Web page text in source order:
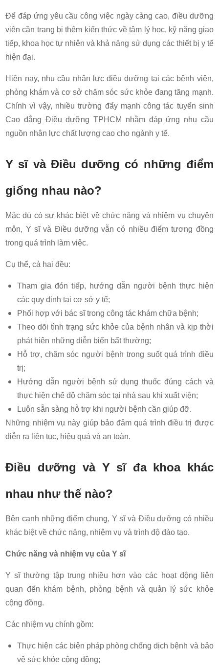
Để đáp ứng yêu cầu công việc ngày càng cao, điều dưỡng
viên cần trang bị thêm kiến thức về tâm lý học, kỹ năng giao
tiếp, khoa học tự nhiên và khả năng sử dụng các thiết bị y tế
hiện đại.
Hiện nay, nhu cầu nhân lực điều dưỡng tại các bệnh viện,
phòng khám và cơ sở chăm sóc sức khỏe đang tăng mạnh.
Chính vì vậy, nhiều trường đẩy mạnh công tác tuyển sinh
Cao đẳng Điều dưỡng TPHCM nhằm đáp ứng nhu cầu
nguồn nhân lực chất lượng cao cho ngành y tế.
Y sĩ và Điều dưỡng có những điểm
giống nhau nào?
Mặc dù có sự khác biệt về chức năng và nhiệm vụ chuyên
môn, Y sĩ và Điều dưỡng vẫn có nhiều điểm tương đồng
trong quá trình làm việc.
Cụ thể, cả hai đều:
Tham gia đón tiếp, hướng dẫn người bệnh thực hiện
các quy định tại cơ sở y tế;
Phối hợp với bác sĩ trong công tác khám chữa bệnh;
Theo dõi tình trạng sức khỏe của bệnh nhân và kịp thời
phát hiện những diễn biến bất thường;
Hỗ trợ, chăm sóc người bệnh trong suốt quá trình điều
trị;
Hướng dẫn người bệnh sử dụng thuốc đúng cách và
thực hiện chế độ chăm sóc tại nhà sau khi xuất viện;
Luôn sẵn sàng hỗ trợ khi người bệnh cần giúp đỡ.
Những nhiệm vụ này giúp bảo đảm quá trình điều trị được
diễn ra liên tục, hiệu quả và an toàn.
Điều dưỡng và Y sĩ đa khoa khác
nhau như thế nào?
Bên cạnh những điểm chung, Y sĩ và Điều dưỡng có nhiều
khác biệt về chức năng, nhiệm vụ và trình độ đào tạo.
Chức năng và nhiệm vụ của Y sĩ
Y sĩ thường tập trung nhiều hơn vào các hoạt động liên
quan đến khám bệnh, phòng bệnh và quản lý sức khỏe
cộng đồng.
Các nhiệm vụ chính gồm:
Thực hiện các biện pháp phòng chống dịch bệnh và bảo
vệ sức khỏe cộng đồng;